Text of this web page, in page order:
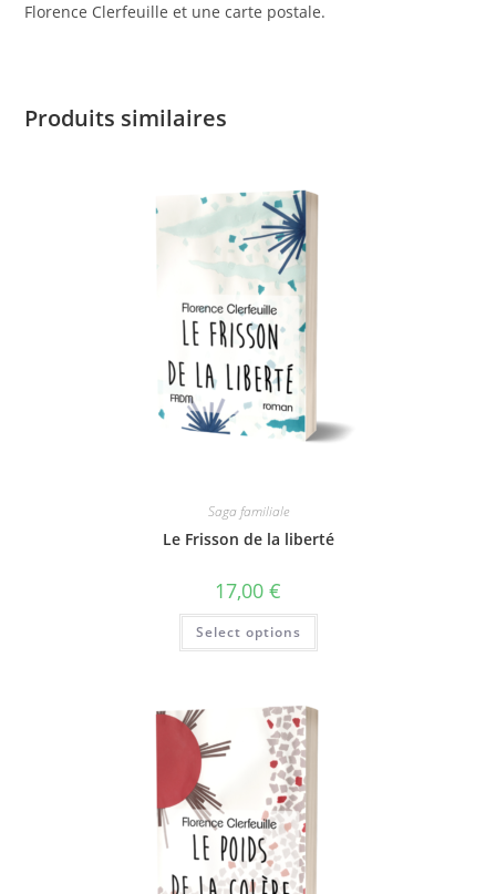
Florence Clerfeuille et une carte postale.
Produits similaires
Saga familiale
Le Frisson de la liberté
17,00 €
Select options